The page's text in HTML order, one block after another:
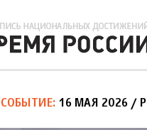
СОБЫТИЕ 16 МАЯ 2026 /